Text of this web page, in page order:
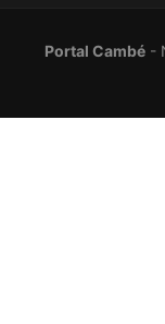
Portal Cambé-